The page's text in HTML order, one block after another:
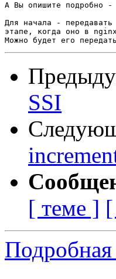
А Вы опишите подробно -
Для начала -
этапе, когда оно в
SSI
[ теме ]